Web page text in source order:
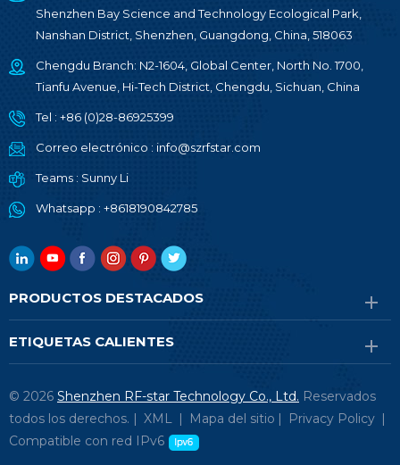
Shenzhen Bay Science and Technology Ecological Park,
Nanshan District, Shenzhen, Guangdong, China, 518063
Chengdu Branch: N2-1604, Global Center, North No. 1700,
Tianfu Avenue, Hi-Tech District, Chengdu, Sichuan, China
Tel : +86 (0)28-86925399
Correo electrónico : info@szrfstar.com
Teams : Sunny Li
Whatsapp : +8618190842785
PRODUCTOS DESTACADOS
ETIQUETAS CALIENTES
© 2026 Shenzhen RF-star Technology Co., Ltd. Reservados
todos los derechos. | XML | Mapa del sitio | Privacy Policy |
Compatible con red IPv6